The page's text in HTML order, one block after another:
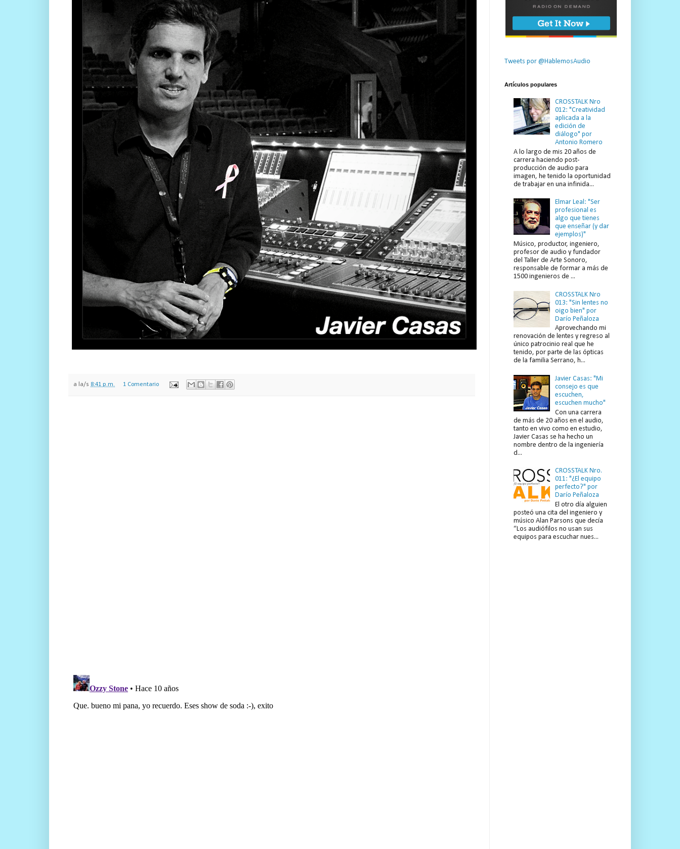
a la/s 8:41 p.m. 1 Comentario
Tweets por @HablemosAudio
Artículos populares
CROSSTALK Nro
012: "Creatividad
aplicada a la
edición de
diálogo" por
Antonio Romero
A lo largo de mis 20 años de
carrera haciendo post-
producción de audio para
imagen, he tenido la oportunidad
de trabajar en una infinida...
Elmar Leal: "Ser
profesional es
algo que tienes
que enseñar (y dar
ejemplos)"
Músico, productor, ingeniero,
profesor de audio y fundador
del Taller de Arte Sonoro,
responsable de formar a más de
1500 ingenieros de ...
CROSSTALK Nro
013: "Sin lentes no
oigo bien" por
Darío Peñaloza
Aprovechando mi
renovación de lentes y regreso al
único patrocinio real que he
tenido, por parte de las ópticas
de la familia Serrano, h...
Javier Casas: "Mi
consejo es que
escuchen,
escuchen mucho"
Con una carrera
de más de 20 años en el audio,
tanto en vivo como en estudio,
Javier Casas se ha hecho un
nombre dentro de la ingeniería
d...
CROSSTALK Nro.
011: "¿El equipo
perfecto?" por
Darío Peñaloza
El otro día alguien
posteó una cita del ingeniero y
músico Alan Parsons que decía
“Los audiófilos no usan sus
equipos para escuchar nues...